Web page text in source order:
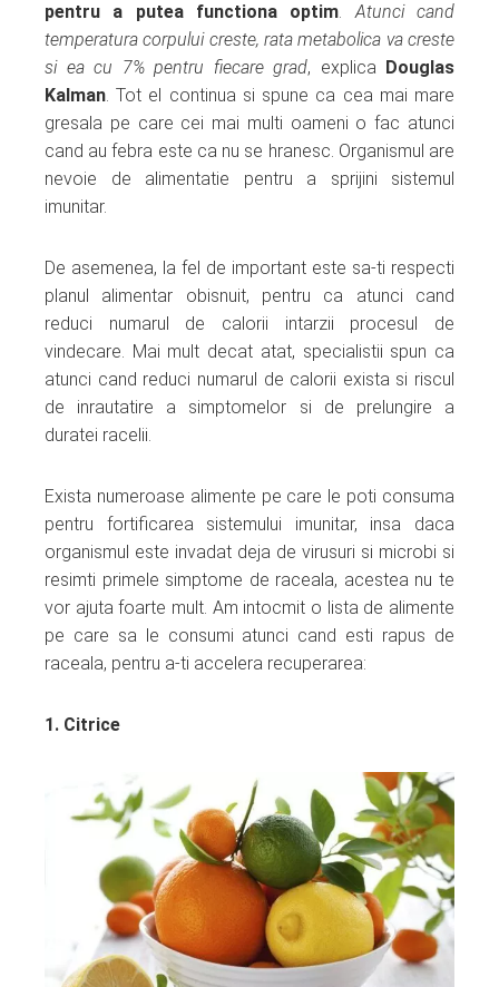
pentru a putea functiona optim.Atunci cand
temperatura corpului creste, rata metabolica va creste
si ea cu 7% pentru fiecare grad, explica Douglas
Kalman. Tot el continua si spune ca cea mai mare
gresala pe care cei mai multi oameni o fac atunci
cand au febra este ca nu se hranesc. Organismul are
nevoie de alimentatie pentru a sprijini sistemul
imunitar.
De asemenea, la fel de important este sa-ti respecti
planul alimentar obisnuit, pentru ca atunci cand
reduci numarul de calorii intarzii procesul de
vindecare. Mai mult decat atat, specialistii spun ca
atunci cand reduci numarul de calorii exista si riscul
de inrautatire a simptomelor si de prelungire a
duratei racelii.
Exista numeroase alimente pe care le poti consuma
pentru fortificarea sistemului imunitar, insa daca
organismul este invadat deja de virusuri si microbi si
resimti primele simptome de raceala, acestea nu te
vor ajuta foarte mult. Am intocmit o lista de alimente
pe care sa le consumi atunci cand esti rapus de
raceala, pentru a-ti accelera recuperarea:
1. Citrice